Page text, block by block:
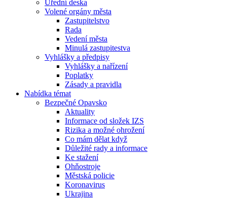
Úřední deska
Volené orgány města
Zastupitelstvo
Rada
Vedení města
Minulá zastupitestva
Vyhlášky a předpisy
Vyhlášky a nařízení
Poplatky
Zásady a pravidla
Nabídka témat
Bezpečné Opavsko
Aktuality
Informace od složek IZS
Rizika a možné ohrožení
Co mám dělat když
Důležité rady a informace
Ke stažení
Ohňostroje
Městská policie
Koronavirus
Ukrajina